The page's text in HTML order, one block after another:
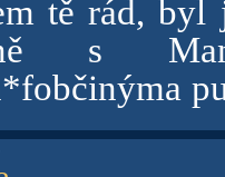
tě rád, byl
s